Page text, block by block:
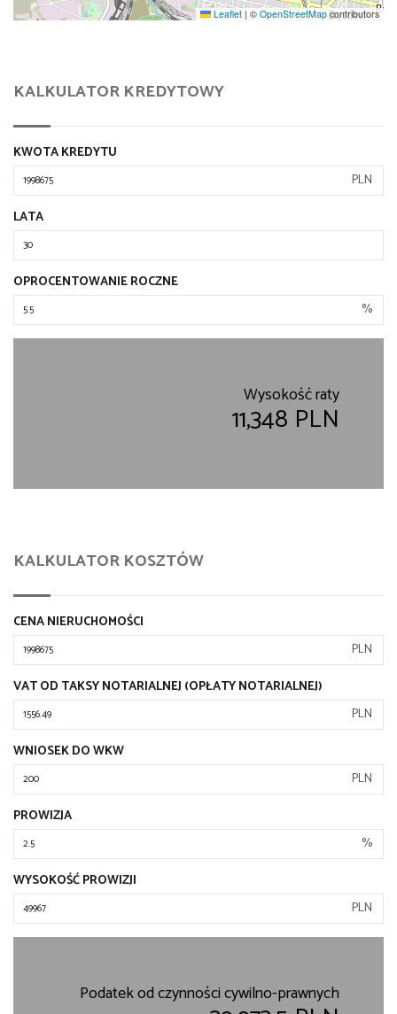
Leaflet | © OpenStreetMapcontributors
KALKULATOR KREDYTOWY
KWOTA KREDYTU
PLN
LATA
OPROCENTOWANIE ROCZNE
%
Wysokość raty
11,348 PLN
KALKULATOR KOSZTÓW
CENA NIERUCHOMOŚCI
PLN
VAT OD TAKSY NOTARIALNEJ (OPŁATY NOTARIALNEJ)
PLN
WNIOSEK DO WKW
PLN
PROWIZJA
%
WYSOKOŚĆ PROWIZJI
PLN
Podatek od czynności cywilno-prawnych